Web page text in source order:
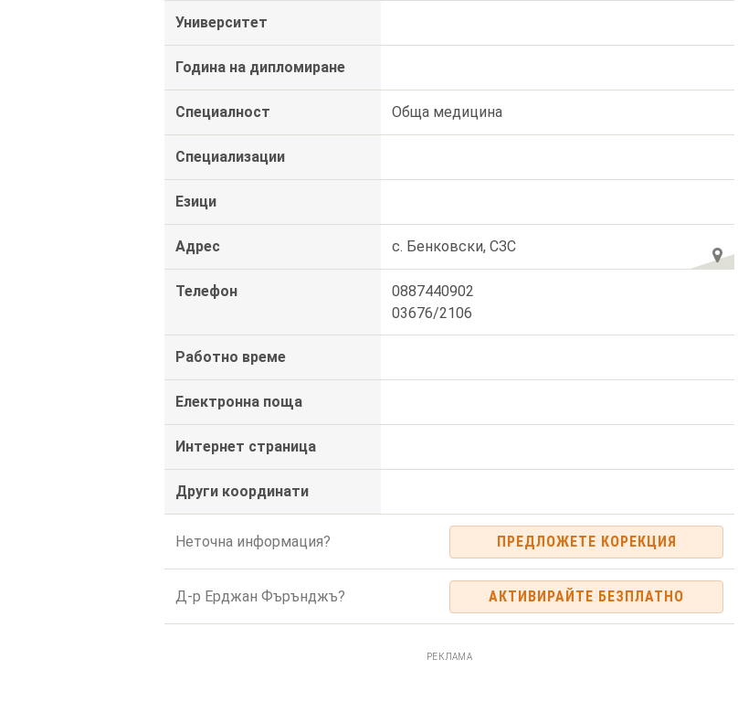
Университет
Година на дипломиране
Специалност Обща медицина
Специализации
Езици
Адрес с. Бенковски, СЗС
Телефон
0887440902
03676/2106
Работно време
Електронна поща
Интернет страница
Други координати
Неточна информация? ПРЕДЛОЖЕТЕ КОРЕКЦИЯ
Д-р Ерджан Фърънджъ? АКТИВИРАЙТЕ БЕЗПЛАТНО
РЕКЛАМА